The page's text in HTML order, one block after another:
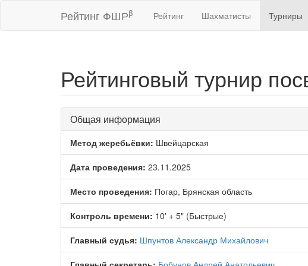
Рейтинг ФШРβ Рейтинг Шахматисты Турниры
Рейтинговый турнир
Общая информация
Метод жеребьёвки: Швейцарская
Дата проведения: 23.11.2025
Место проведения: Погар, Брянская область
Контроль времени: 10' + 5" (Быстрые)
Главный судья: Шпунтов Александр Михайлович